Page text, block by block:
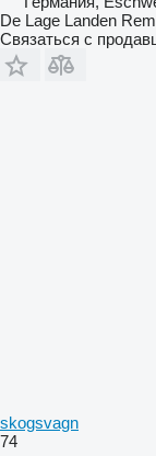
De Lage Landen
Связаться с
skogsvagn
74